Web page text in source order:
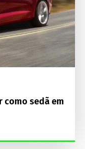
como sedã em